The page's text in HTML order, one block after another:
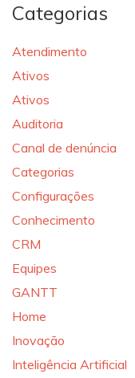
Categorias
Atendimento
Ativos
Ativos
Auditoria
Canal de denúncia
Categorias
Configurações
Conhecimento
CRM
Equipes
GANTT
Home
Inovação
Inteligência Artificial